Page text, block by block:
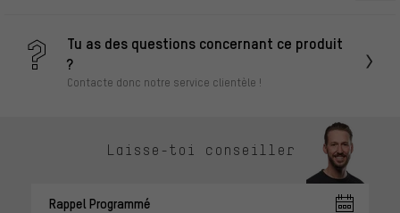
Tu as des questions concernant ce produit
?
Contacte donc notre service clientèle !
Laisse-toi conseiller
Rappel Programmé